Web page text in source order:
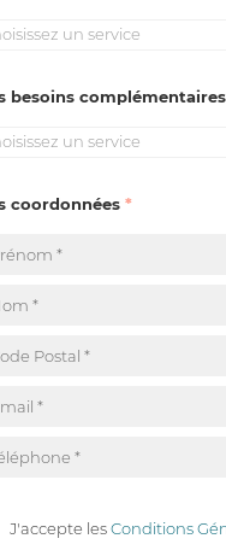
un service
besoins complémentaires
un service
coordonnées
J'accepte lesConditions